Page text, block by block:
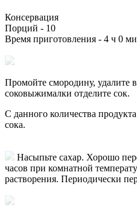
Консервация
Порций - 10
Время приготовления - 4 ч 0
Промойте смородину,
соковыжималки отделите сок.
С данного количества
сока.
Насыпьте сахар. Хорошо
часов при комнатной
растворения. Периодически